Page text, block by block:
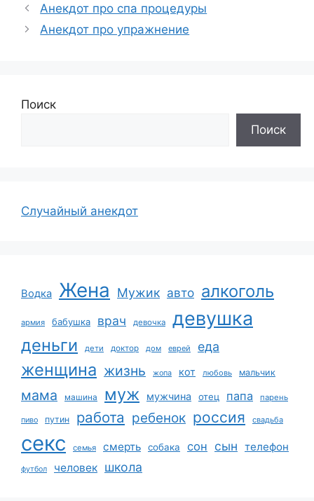
Анекдот про спа процедуры
Анекдот про упражнение
Поиск
Поиск
Случайный анекдот
Водка Жена Мужик авто алкоголь
армия бабушка врач девочка девушка
деньги дети доктор дом еврей еда
женщина жизнь жопа кот любовь мальчик
мама машина муж мужчина отец папа парень
пиво путин работа ребенок россия свадьба
секс семья смерть собака сон сын телефон
футбол человек школа